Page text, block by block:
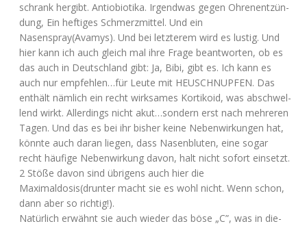
schrank her­gibt. Antio­bio­ti­ka. Irgend­was gegen Ohren­ent­zün­
dung, Ein hef­ti­ges Schmerz­mit­tel. Und ein
Nasenspray(Avamys). Und bei letz­te­rem wird es lus­tig. Und
hier kann ich auch gleich mal ihre Fra­ge beant­wor­ten, ob es
das auch in Deutsch­land gibt: Ja, Bibi, gibt es. Ich kann es
auch nur empfehlen…für Leu­te mit HEUSCHNUPFEN. Das
ent­hält näm­lich ein recht wirk­sa­mes Kor­ti­ko­id, was abschwel­
lend wirkt. Aller­dings nicht akut…sondern erst nach meh­re­ren
Tagen. Und das es bei ihr bis­her kei­ne Neben­wir­kun­gen hat,
könn­te auch dar­an lie­gen, dass Nasen­blu­ten, eine sogar
recht häu­fi­ge Neben­wir­kung davon, halt nicht sofort ein­setzt.
2 Stö­ße davon sind übri­gens auch hier die
Maximaldosis(drunter macht sie es wohl nicht. Wenn schon,
dann aber so richtig!).
Natür­lich erwähnt sie auch wie­der das böse „C”, was in die­